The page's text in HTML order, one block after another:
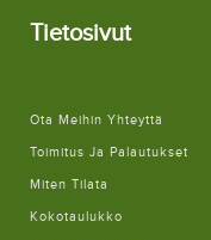
Tietosivut
Ota Meihin Yhteyttä
Toimitus Ja Palautukset
Miten Tilata
Kokotaulukko